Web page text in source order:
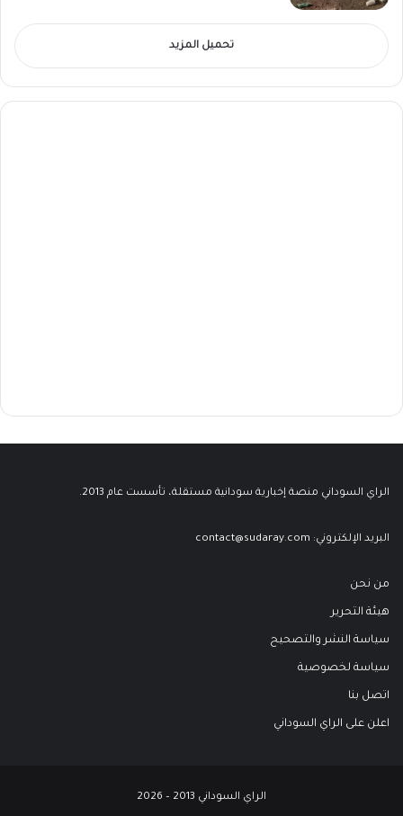
تحميل المزيد
الراي السوداني منصة إخبارية سودانية مستقلة، تأسست عام 2013.
البريد الإلكتروني: contact@sudaray.com
من نحن
هيئة التحرير
سياسة النشر والتصحيح
سياسة لخصوصية
اتصل بنا
اعلن على الراي السوداني
الراي السوداني 2013 – 2026